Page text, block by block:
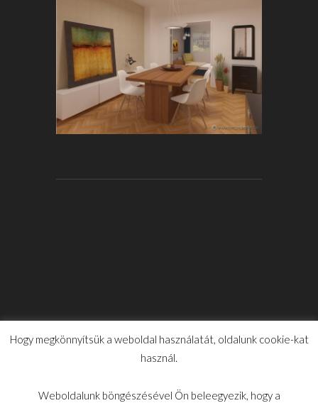
Hogy megkönnyítsük a weboldal használatát, oldalunk cookie-kat
használ.
Weboldalunk böngészésével Ön beleegyezik, hogy a